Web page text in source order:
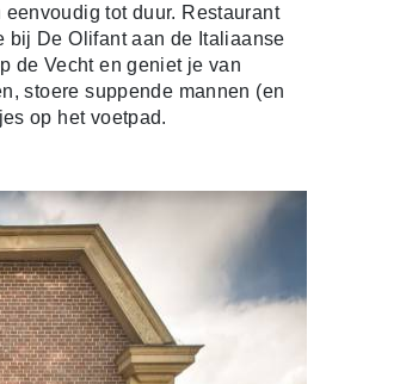
tot duur. Restaurant
bij De Olifant aan de Italiaanse
de Vecht en geniet je van
stoere suppende mannen (en
op het voetpad.